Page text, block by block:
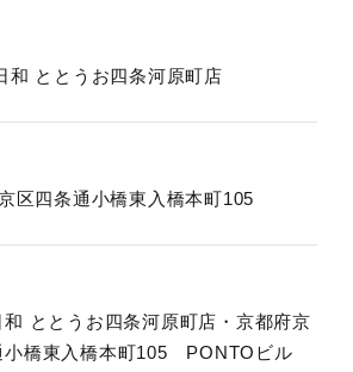
和 ととうお四条河原町店
区四条通小橋東入橋本町105
和 ととうお四条河原町店・京都府京
小橋東入橋本町105 PONTOビル